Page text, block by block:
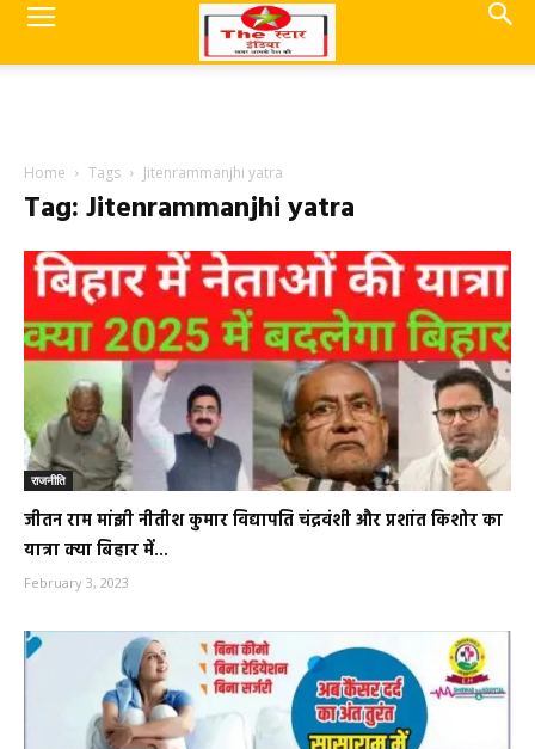
Home Tags Jitenrammanjhi yatra
Tag: Jitenrammanjhi yatra
राजनीति
जीतन राम मांझी नीतीश कुमार विद्यापति चंद्रवंशी और प्रशांत किशोर का
यात्रा क्या बिहार में...
February 3, 2023